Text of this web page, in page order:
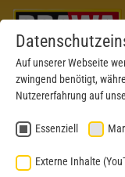
Auf unserer Webseite
zwingend benötigt,
Nutzererfahrung auf
Essenziell
Externe Inhalte